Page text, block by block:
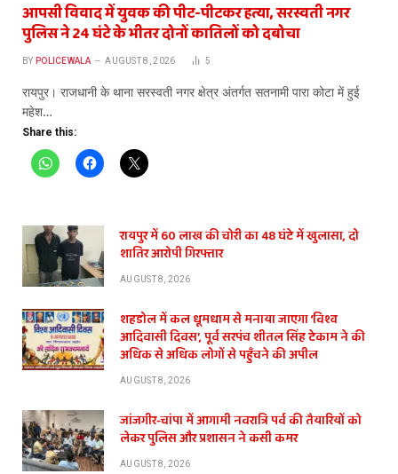
आपसी विवाद में युवक की पीट-पीटकर हत्या, सरस्वती नगर
पुलिस ने 24 घंटे के भीतर दोनों कातिलों को दबोचा
BY POLICEWALA AUGUST 8, 2026 5
​रायपुर। राजधानी के थाना सरस्वती नगर क्षेत्र अंतर्गत सतनामी पारा कोटा में हुई
महेश…
Share this:
रायपुर में 60 लाख की चोरी का 48 घंटे में खुलासा, दो
शातिर आरोपी गिरफ्तार
AUGUST 8, 2026
शहडोल में कल धूमधाम से मनाया जाएगा ‘विश्व
आदिवासी दिवस’, पूर्व सरपंच शीतल सिंह टेकाम ने की
अधिक से अधिक लोगों से पहुँचने की अपील
AUGUST 8, 2026
जांजगीर-चांपा में आगामी नवरात्रि पर्व की तैयारियों को
लेकर पुलिस और प्रशासन ने कसी कमर
AUGUST 8, 2026